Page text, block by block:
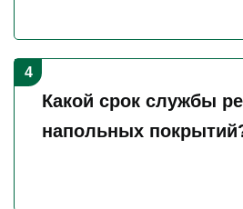
свойств. Важно выбирать
для наружного применения.
Какой срок службы
напольных